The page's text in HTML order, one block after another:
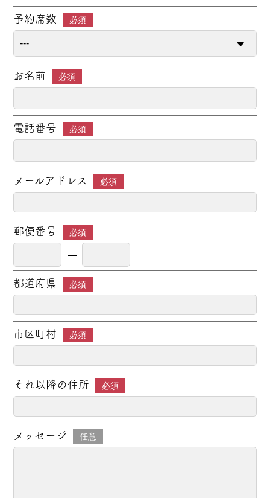
予約席数 必須
お名前 必須
電話番号 必須
メールアドレス 必須
郵便番号 必須
都道府県 必須
市区町村 必須
それ以降の住所 必須
メッセージ 任意